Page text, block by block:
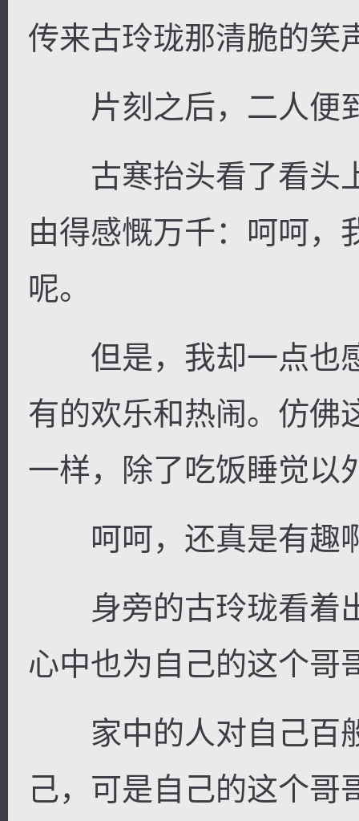
传来古玲珑那清脆的笑
片刻之后，二人便
古寒抬头看了看头
由得感慨万千：呵呵，
呢。
但是，我却一点也
有的欢乐和热闹。仿佛
一样，除了吃饭睡觉以
呵呵，还真是有趣
身旁的古玲珑看着
心中也为自己的这个哥
家中的人对自己百
己，可是自己的这个哥